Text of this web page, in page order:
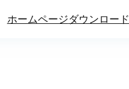
ホームページダウンロード